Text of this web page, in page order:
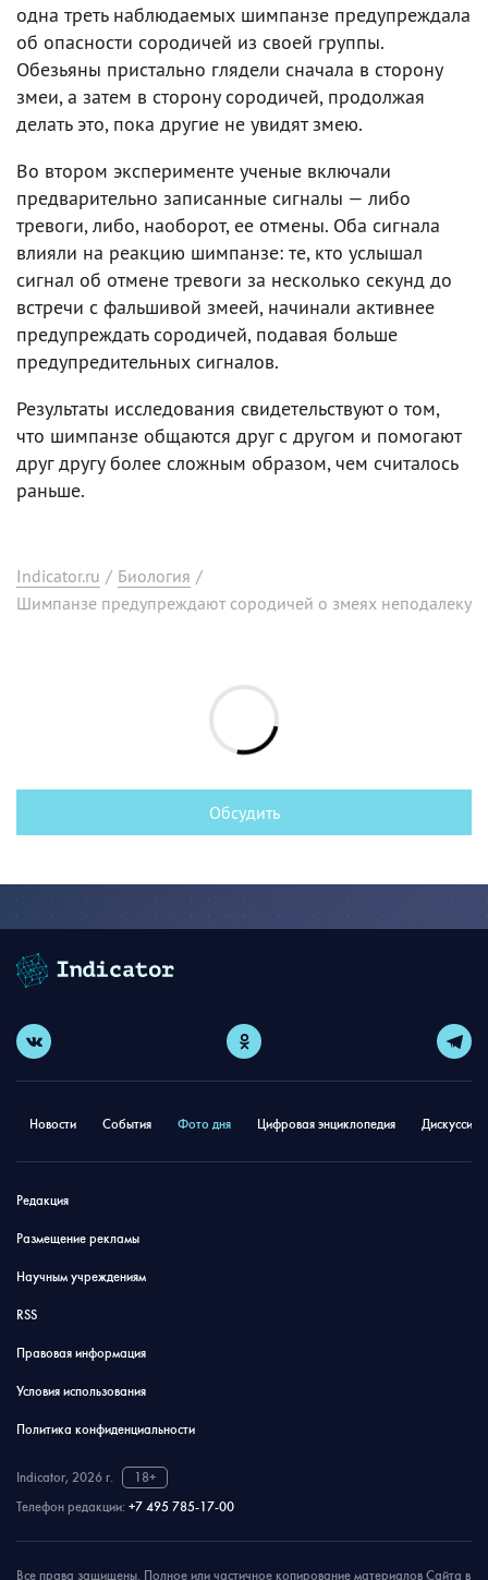
одна треть наблюдаемых шимпанзе предупреждала
об опасности сородичей из своей группы.
Обезьяны пристально глядели сначала в сторону
змеи, а затем в сторону сородичей, продолжая
делать это, пока другие не увидят змею.
Во втором эксперименте ученые включали
предварительно записанные сигналы — либо
тревоги, либо, наоборот, ее отмены. Оба сигнала
влияли на реакцию шимпанзе: те, кто услышал
сигнал об отмене тревоги за несколько секунд до
встречи с фальшивой змеей, начинали активнее
предупреждать сородичей, подавая больше
предупредительных сигналов.
Результаты исследования свидетельствуют о том,
что шимпанзе общаются друг с другом и помогают
друг другу более сложным образом, чем считалось
раньше.
Indicator.ru / Биология /
Шимпанзе предупреждают сородичей о змеях неподалеку
Обсудить
Новости События Фото дня Цифровая энциклопедия
Редакция
Размещение рекламы
Научным учреждениям
RSS
Правовая информация
Условия использования
Политика конфиденциальности
Indicator, 2026 г.
18+
Телефон редакции: +7 495 785-17-00
Все права защищены. Полное или частичное копирование материалов Сайта в